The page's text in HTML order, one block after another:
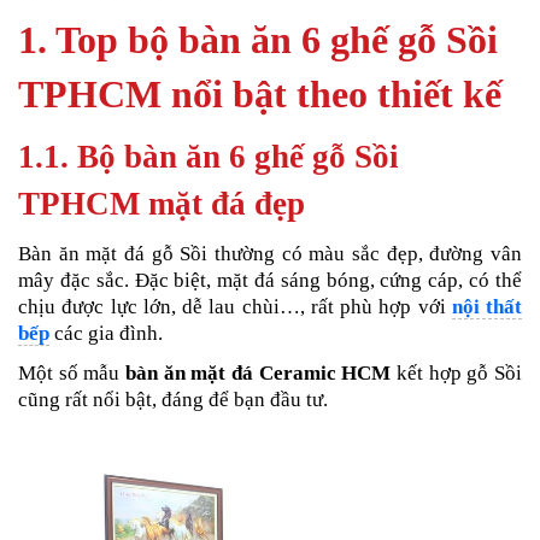
1. Top bộ bàn ăn 6 ghế gỗ Sồi
TPHCM nổi bật theo thiết kế
1.1. Bộ bàn ăn 6 ghế gỗ Sồi
TPHCM mặt đá đẹp
Bàn ăn mặt đá gỗ Sồi thường có màu sắc đẹp, đường vân
mây đặc sắc. Đặc biệt, mặt đá sáng bóng, cứng cáp, có thể
chịu được lực lớn, dễ lau chùi…, rất phù hợp với nội thất
bếp các gia đình.
Một số mẫu bàn ăn mặt đá Ceramic HCM kết hợp gỗ Sồi
cũng rất nổi bật, đáng để bạn đầu tư.